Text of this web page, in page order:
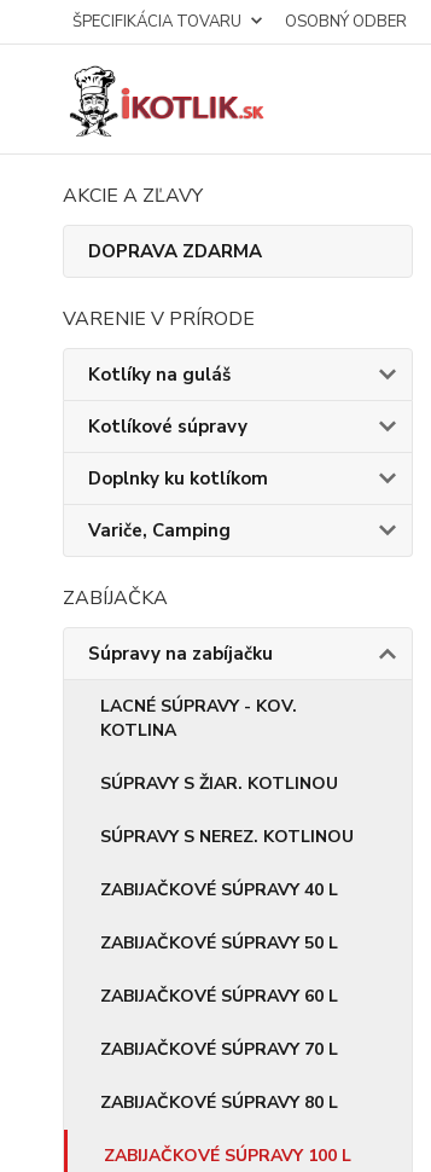
ŠPECIFIKÁCIA TOVARU OSOBNÝ ODBER
AKCIE A ZĽAVY
DOPRAVA ZDARMA
VARENIE V PRÍRODE
Kotlíky na guláš
Kotlíkové súpravy
Doplnky ku kotlíkom
Variče, Camping
ZABÍJAČKA
Súpravy na zabíjačku
LACNÉ SÚPRAVY - KOV.
KOTLINA
SÚPRAVY S ŽIAR. KOTLINOU
SÚPRAVY S NEREZ. KOTLINOU
ZABIJAČKOVÉ SÚPRAVY 40 L
ZABIJAČKOVÉ SÚPRAVY 50 L
ZABIJAČKOVÉ SÚPRAVY 60 L
ZABIJAČKOVÉ SÚPRAVY 70 L
ZABIJAČKOVÉ SÚPRAVY 80 L
ZABIJAČKOVÉ SÚPRAVY 100 L